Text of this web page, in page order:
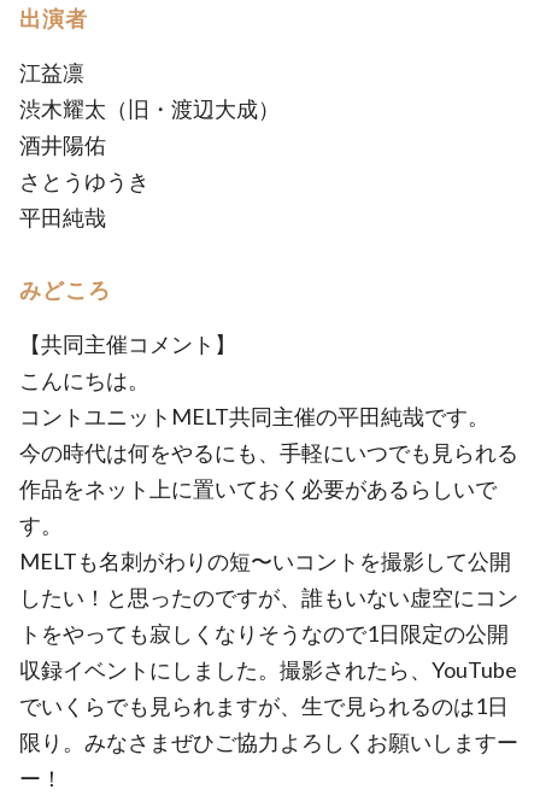
出演者
江益凛
渋木耀太（旧・渡辺大成）
酒井陽佑
さとうゆうき
平田純哉
みどころ
【共同主催コメント】
こんにちは。
コントユニットMELT共同主催の平田純哉です。
今の時代は何をやるにも、手軽にいつでも見られる
作品をネット上に置いておく必要があるらしいで
す。
MELTも名刺がわりの短〜いコントを撮影して公開
したい！と思ったのですが、誰もいない虚空にコン
トをやっても寂しくなりそうなので1日限定の公開
収録イベントにしました。撮影されたら、YouTube
でいくらでも見られますが、生で見られるのは1日
限り。みなさまぜひご協力よろしくお願いしますー
ー！